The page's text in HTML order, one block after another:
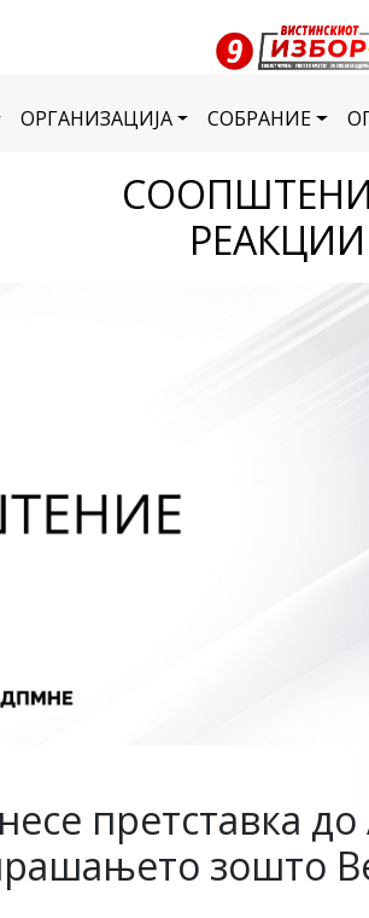
ОРГАНИЗАЦИЈА СОБРАНИЕ
РЕАКЦИИ
претставка до
зошто